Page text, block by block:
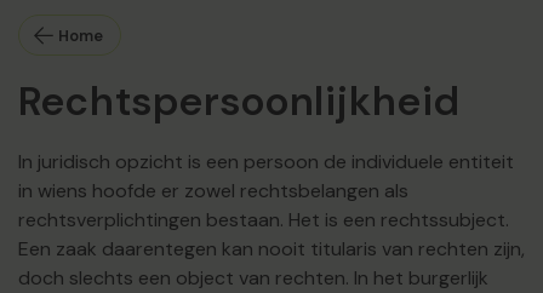
Home
Rechtspersoonlijkheid
In juridisch opzicht is een persoon de individuele entiteit
in wiens hoofde er zowel rechtsbelangen als
rechtsverplichtingen bestaan. Het is een rechtssubject.
Een zaak daarentegen kan nooit titularis van rechten zijn,
doch slechts een object van rechten. In het burgerlijk